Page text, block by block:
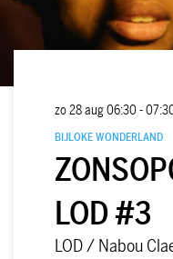
LOD #3
LOD / Nabou
BIJLOKE WONDERLAND
zo 28 aug06:30 -